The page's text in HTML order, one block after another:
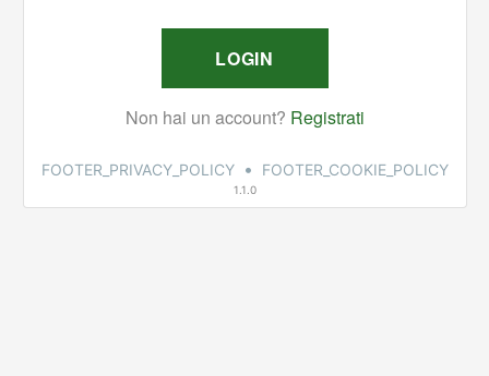
FOOTER_PRIVACY_POLICY • FOOTER_COOKIE_POLICY
1.1.0